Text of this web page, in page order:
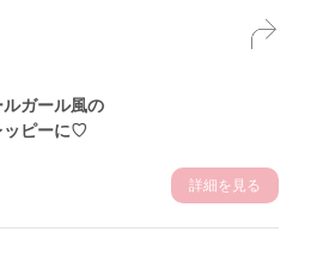
ガール風の
ッピーに♡
詳細を見る